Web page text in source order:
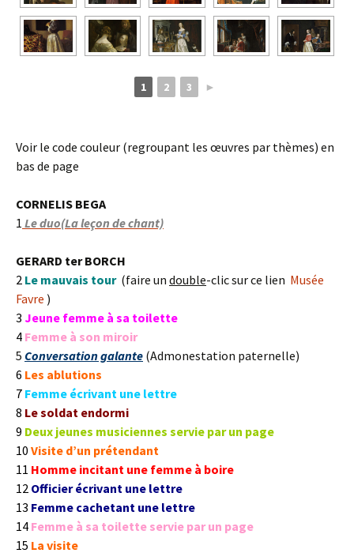
1 2 3 ►
Voir le code couleur (regroupant les œuvres par thèmes) en
bas de page
CORNELIS BEGA
1 Le duo(La leçon de chant)
GERARD ter BORCH
2 Le mauvais tour(faire un double-clic sur ce lien Musée
Favre )
3 Jeune femme à sa toilette
4 Femme à son miroir
5 Conversation galante (Admonestation paternelle)
6 Les ablutions
7 Femme écrivant une lettre
8 Le soldat endormi
9 Deux jeunes musiciennes servie par un page
10 Visite d’un prétendant
11 Homme incitant une femme à boire
12 Officier écrivant une lettre
13 Femme cachetant une lettre
14 Femme à sa toilette servie par un page
15 La visite